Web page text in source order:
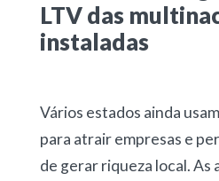
LTV das
instaladas
Vários estados ainda
para atrair empresas e
de gerar riqueza local. As